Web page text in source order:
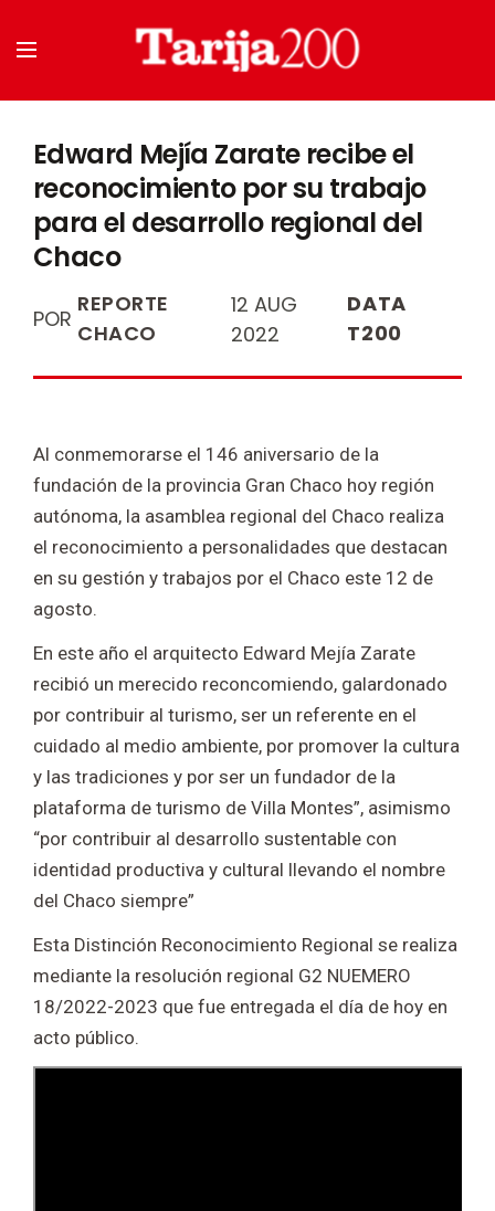
Edward Mejía Zarate recibe el
reconocimiento por su trabajo
para el desarrollo regional del
Chaco
POR
REPORTE
CHACO
12 AUG
2022
DATA
T200
Al conmemorarse el 146 aniversario de la
fundación de la provincia Gran Chaco hoy región
autónoma, la asamblea regional del Chaco realiza
el reconocimiento a personalidades que destacan
en su gestión y trabajos por el Chaco este 12 de
agosto.
En este año el arquitecto Edward Mejía Zarate
recibió un merecido reconcomiendo, galardonado
por contribuir al turismo, ser un referente en el
cuidado al medio ambiente, por promover la cultura
y las tradiciones y por ser un fundador de la
plataforma de turismo de Villa Montes”, asimismo
“por contribuir al desarrollo sustentable con
identidad productiva y cultural llevando el nombre
del Chaco siempre”
Esta Distinción Reconocimiento Regional se realiza
mediante la resolución regional G2 NUEMERO
18/2022-2023 que fue entregada el día de hoy en
acto público.